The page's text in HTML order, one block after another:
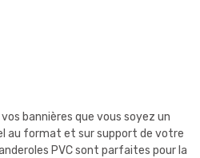
bannières que vous soyez un
au format et sur support de votre
PVC sont parfaites pour la